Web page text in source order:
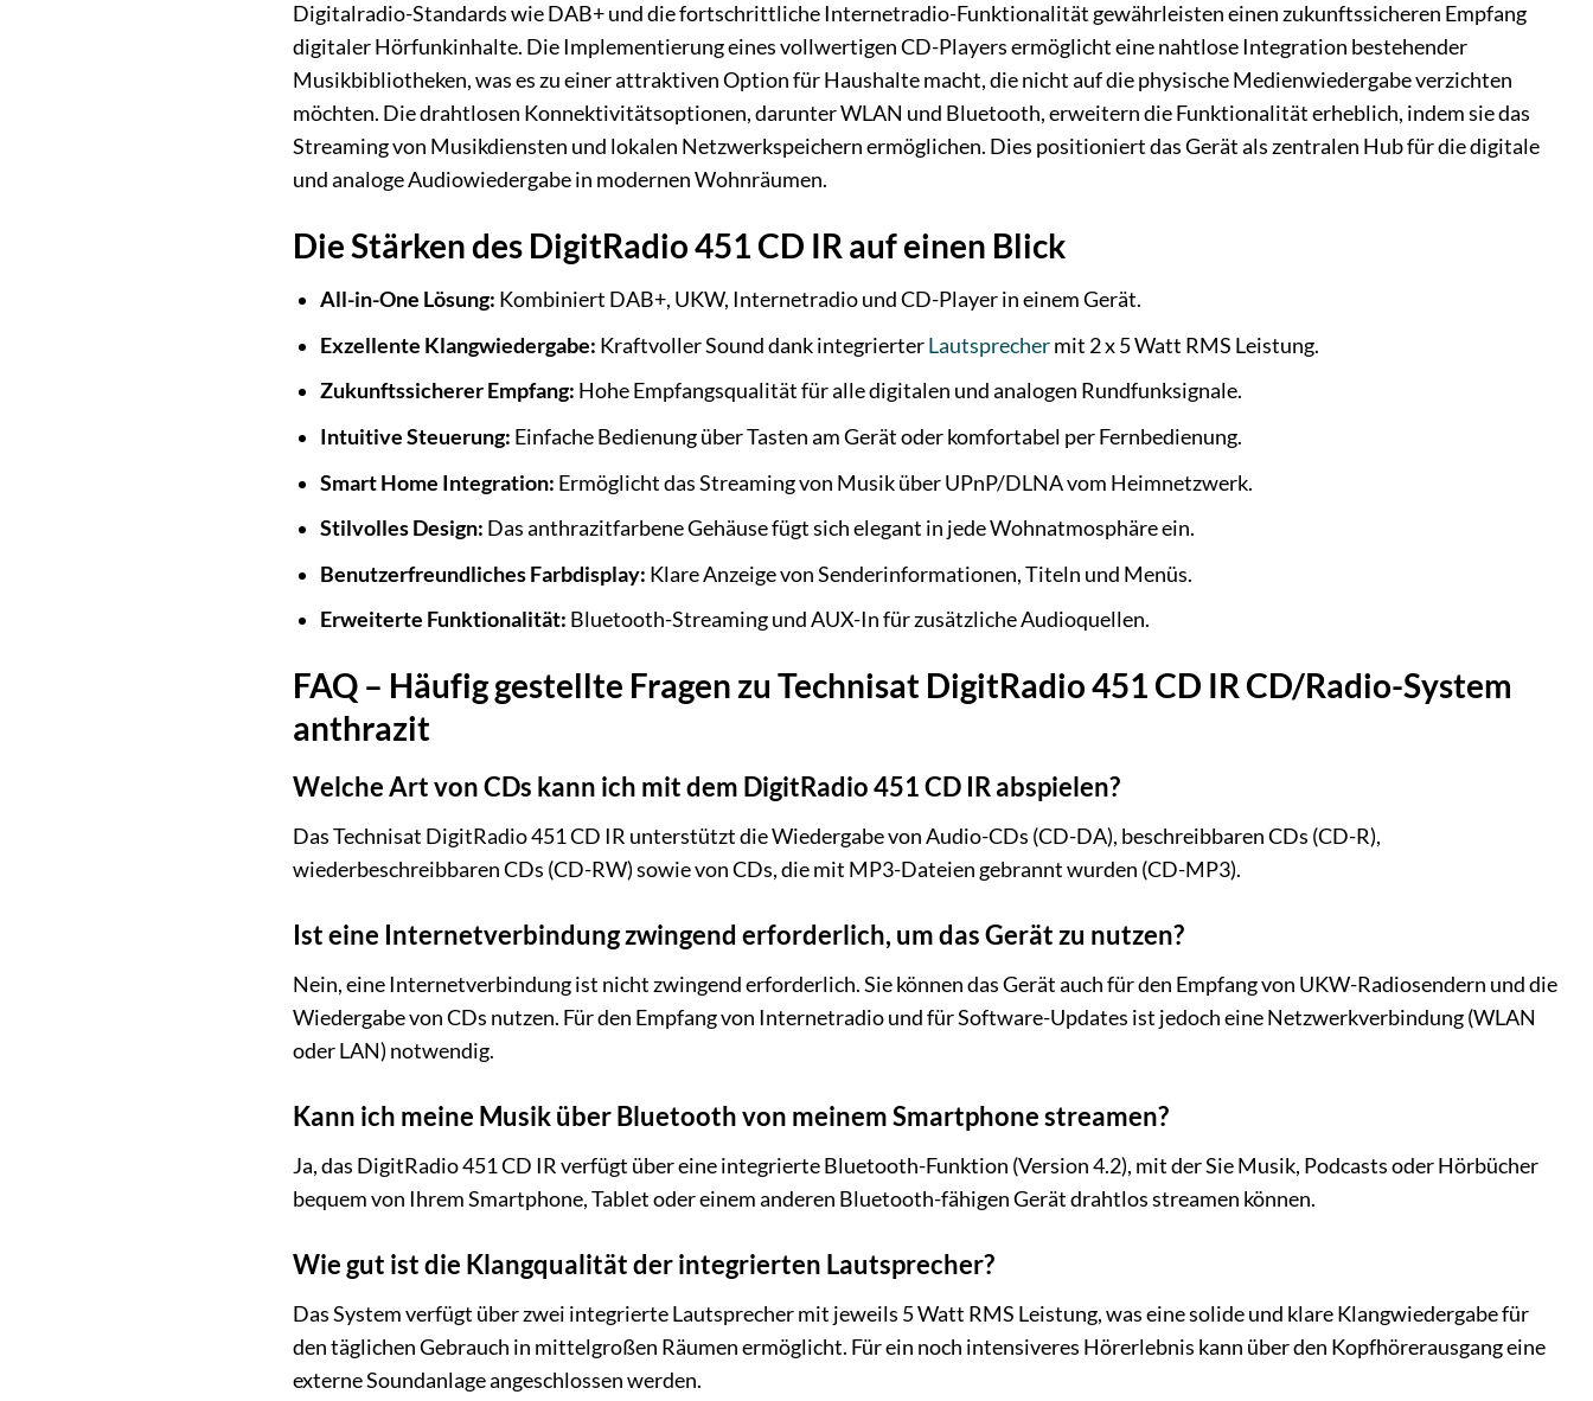
Digitalradio-Standards wie DAB+ und die fortschrittliche Internetradio-Funktionalität gewährleisten einen zukunftssicheren Empfang
digitaler Hörfunkinhalte. Die Implementierung eines vollwertigen CD-Players ermöglicht eine nahtlose Integration bestehender
Musikbibliotheken, was es zu einer attraktiven Option für Haushalte macht, die nicht auf die physische Medienwiedergabe verzichten
möchten. Die drahtlosen Konnektivitätsoptionen, darunter WLAN und Bluetooth, erweitern die Funktionalität erheblich, indem sie das
Streaming von Musikdiensten und lokalen Netzwerkspeichern ermöglichen. Dies positioniert das Gerät als zentralen Hub für die digitale
und analoge Audiowiedergabe in modernen Wohnräumen.
Die Stärken des DigitRadio 451 CD IR auf einen Blick
All-in-One Lösung: Kombiniert DAB+, UKW, Internetradio und CD-Player in einem Gerät.
Exzellente Klangwiedergabe: Kraftvoller Sound dank integrierterLautsprechermit 2 x 5 Watt RMS Leistung.
Zukunftssicherer Empfang: Hohe Empfangsqualität für alle digitalen und analogen Rundfunksignale.
Intuitive Steuerung: Einfache Bedienung über Tasten am Gerät oder komfortabel per Fernbedienung.
Smart Home Integration: Ermöglicht das Streaming von Musik über UPnP/DLNA vom Heimnetzwerk.
Stilvolles Design: Das anthrazitfarbene Gehäuse fügt sich elegant in jede Wohnatmosphäre ein.
Benutzerfreundliches Farbdisplay: Klare Anzeige von Senderinformationen, Titeln und Menüs.
Erweiterte Funktionalität: Bluetooth-Streaming und AUX-In für zusätzliche Audioquellen.
FAQ – Häufig gestellte Fragen zu Technisat DigitRadio 451 CD IR CD/Radio-System
anthrazit
Welche Art von CDs kann ich mit dem DigitRadio 451 CD IR abspielen?
Das Technisat DigitRadio 451 CD IR unterstützt die Wiedergabe von Audio-CDs (CD-DA), beschreibbaren CDs (CD-R),
wiederbeschreibbaren CDs (CD-RW) sowie von CDs, die mit MP3-Dateien gebrannt wurden (CD-MP3).
Ist eine Internetverbindung zwingend erforderlich, um das Gerät zu nutzen?
Nein, eine Internetverbindung ist nicht zwingend erforderlich. Sie können das Gerät auch für den Empfang von UKW-Radiosendern und die
Wiedergabe von CDs nutzen. Für den Empfang von Internetradio und für Software-Updates ist jedoch eine Netzwerkverbindung (WLAN
oder LAN) notwendig.
Kann ich meine Musik über Bluetooth von meinem Smartphone streamen?
Ja, das DigitRadio 451 CD IR verfügt über eine integrierte Bluetooth-Funktion (Version 4.2), mit der Sie Musik, Podcasts oder Hörbücher
bequem von Ihrem Smartphone, Tablet oder einem anderen Bluetooth-fähigen Gerät drahtlos streamen können.
Wie gut ist die Klangqualität der integrierten Lautsprecher?
Das System verfügt über zwei integrierte Lautsprecher mit jeweils 5 Watt RMS Leistung, was eine solide und klare Klangwiedergabe für
den täglichen Gebrauch in mittelgroßen Räumen ermöglicht. Für ein noch intensiveres Hörerlebnis kann über den Kopfhörerausgang eine
externe Soundanlage angeschlossen werden.